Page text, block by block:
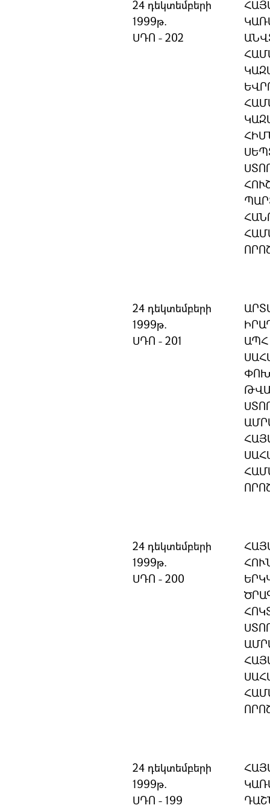
24 դեկտեմբերի
1999թ.
ՍԴՈ - 202
24 դեկտեմբերի
1999թ.
ՍԴՈ - 201
24 դեկտեմբերի
1999թ.
ՍԴՈ - 200
24 դեկտեմբերի
1999թ.
ՍԴՈ - 199